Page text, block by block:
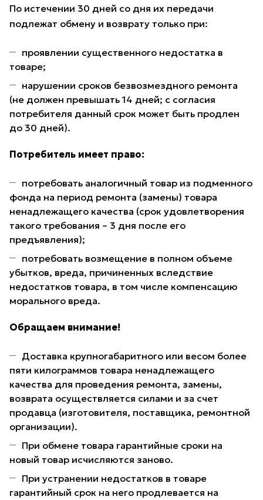
По истечении 30 дней со дня их передачи
подлежат обмену и возврату только при:
проявлении существенного недостатка в
товаре;
нарушении сроков безвозмездного ремонта
(не должен превышать 14 дней; с согласия
потребителя данный срок может быть продлен
до 30 дней).
Потребитель имеет право:
потребовать аналогичный товар из подменного
фонда на период ремонта (замены) товара
ненадлежащего качества (срок удовлетворения
такого требования – 3 дня после его
предъявления);
потребовать возмещение в полном объеме
убытков, вреда, причиненных вследствие
недостатков товара, в том числе компенсацию
морального вреда.
Обращаем внимание!
Доставка крупногабаритного или весом более
пяти килограммов товара ненадлежащего
качества для проведения ремонта, замены,
возврата осуществляется силами и за счет
продавца (изготовителя, поставщика, ремонтной
организации).
При обмене товара гарантийные сроки на
новый товар исчисляются заново.
При устранении недостатков в товаре
гарантийный срок на него продлевается на